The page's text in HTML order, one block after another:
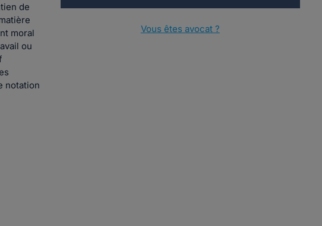
de
moral
ou
notation
Vous êtes avocat ?